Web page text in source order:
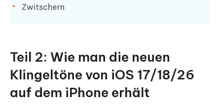
Zwitschern
Teil 2: Wie man die neuen
Klingeltöne von iOS 17/18/26
auf dem iPhone erhält